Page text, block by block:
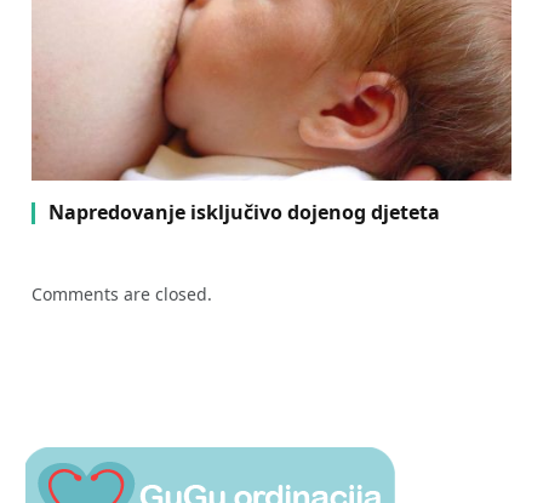
Napredovanje isključivo dojenog djeteta
Comments are closed.